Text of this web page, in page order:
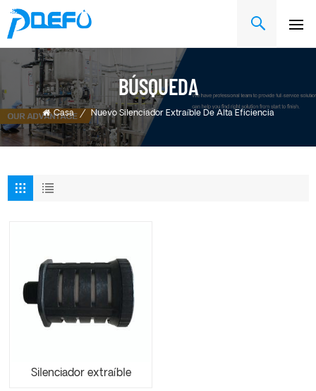
BÚSQUEDA
Casa / Nuevo Silenciador Extraíble De Alta Eficiencia
Silenciador extraíble